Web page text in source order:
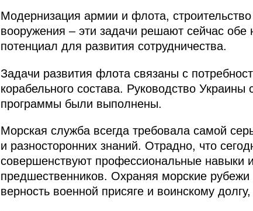
Модернизация армии и флота,
вооружения – эти задачи решают сейчас
потенциал для развития сотрудничества.
Задачи развития флота связаны с
корабельного состава. Руководство
программы были выполнены.
Морская служба всегда требовала самой
и разносторонних знаний. Отрадно, что
совершенствуют профессиональные навыки
предшественников. Охраняя морские
верность военной присяге и воинскому